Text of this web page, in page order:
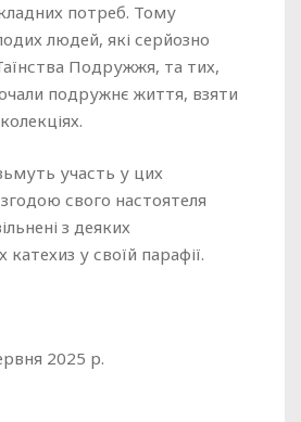
потреб. Тому
людей, які серйозно
Подружжя, та тих,
подружнє життя, взяти
участь у цих
свого настоятеля
з деяких
у своїй парафії.
2025 р.